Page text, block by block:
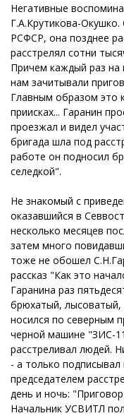
Негативные
Г.А.Крутикова-
РСФСР, она позднее
расстрелял сотни
Причем каждый раз на
нам зачитывали
Главным образом это
приисках... Гаранин
проезжал и видел
бригада шла под
работе он подносил
селедкой".
Не знакомый с
оказавшийся в
несколько месяцев
затем много
тоже не обошел
рассказ "Как это
Гаранина раз
брюхатый,
носился по северным
черной машине "ЗИС-
расстреливал людей.
- а только
председателем
день и ночь:
Начальник УСВИТЛ